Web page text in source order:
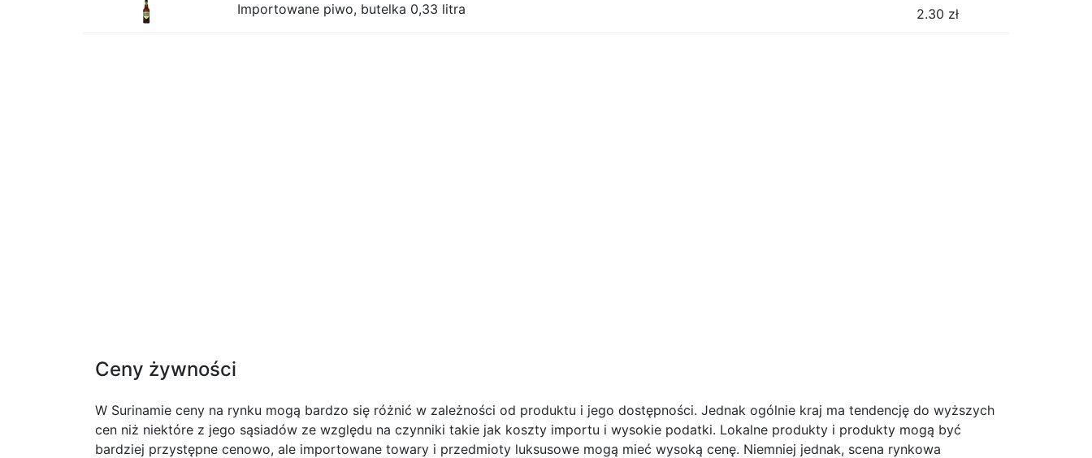
Importowane piwo, butelka 0,33 litra 2.30 zł
Ceny żywności
W Surinamie ceny na rynku mogą bardzo się różnić w zależności od produktu i jego dostępności. Jednak ogólnie kraj ma tendencję do wyższych
cen niż niektóre z jego sąsiadów ze względu na czynniki takie jak koszty importu i wysokie podatki. Lokalne produkty i produkty mogą być
bardziej przystępne cenowo, ale importowane towary i przedmioty luksusowe mogą mieć wysoką cenę. Niemniej jednak, scena rynkowa